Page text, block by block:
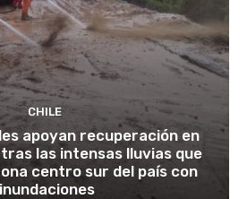
CHILE
apoyan recuperación en
las intensas lluvias que
centro sur del país con
inundaciones